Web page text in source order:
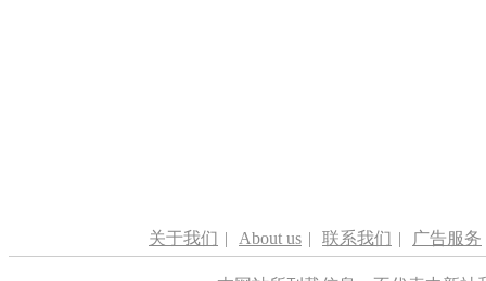
关于我们 | About us | 联系我们 | 广告服务